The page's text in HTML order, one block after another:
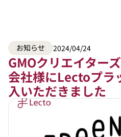
お知らせ 2024/04/24
GMOクリエイター
会社様にLectoプラ
入いただきました